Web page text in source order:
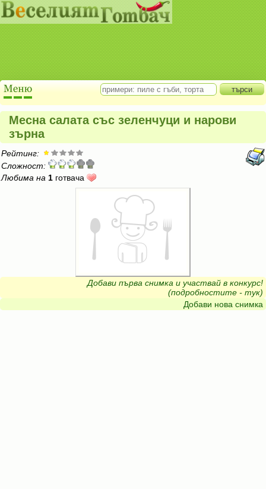
Месна салата със зеленчуци и нарови
зърна
Рейтинг:
Сложност:
Любима на 1 готвача
Добави първа снимка и участвай в конкурс!
(подробностите - тук)
Добави нова снимка